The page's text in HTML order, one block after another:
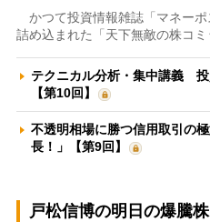
かつて投資情報雑誌「マネー
詰め込まれた「天下無敵の株コ
テクニカル分析・集中講義 投
【第10回】
不透明相場に勝つ信用取引の
長！」【第9回】
戸松信博の明日の爆騰株